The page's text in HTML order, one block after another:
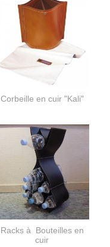
Corbeille en cuir "Kali"
Racks à Bouteilles en
cuir